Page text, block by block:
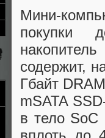
Мини-
покупки
содержит,
Гбайт
mSATA
в тело SoC